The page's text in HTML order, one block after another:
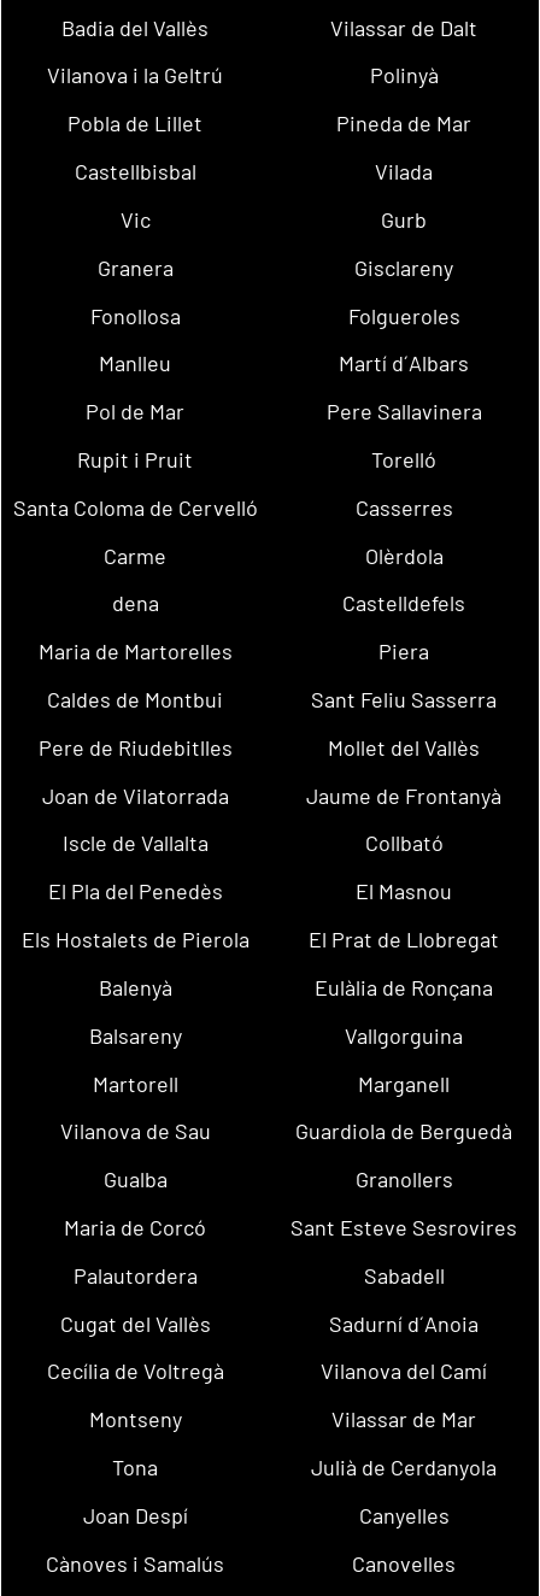
Badia del Vallès
Vilassar de Dalt
Vilanova i la Geltrú
Polinyà
Pobla de Lillet
Pineda de Mar
Castellbisbal
Vilada
Vic
Gurb
Granera
Gisclareny
Fonollosa
Folgueroles
Manlleu
Martí d´Albars
Pol de Mar
Pere Sallavinera
Rupit i Pruit
Torelló
Santa Coloma de Cervelló
Casserres
Carme
Olèrdola
dena
Castelldefels
Maria de Martorelles
Piera
Caldes de Montbui
Sant Feliu Sasserra
Pere de Riudebitlles
Mollet del Vallès
Joan de Vilatorrada
Jaume de Frontanyà
Iscle de Vallalta
Collbató
El Pla del Penedès
El Masnou
Els Hostalets de Pierola
El Prat de Llobregat
Balenyà
Eulàlia de Ronçana
Balsareny
Vallgorguina
Martorell
Marganell
Vilanova de Sau
Guardiola de Berguedà
Gualba
Granollers
Maria de Corcó
Sant Esteve Sesrovires
Palautordera
Sabadell
Cugat del Vallès
Sadurní d´Anoia
Cecília de Voltregà
Vilanova del Camí
Montseny
Vilassar de Mar
Tona
Julià de Cerdanyola
Joan Despí
Canyelles
Cànoves i Samalús
Canovelles